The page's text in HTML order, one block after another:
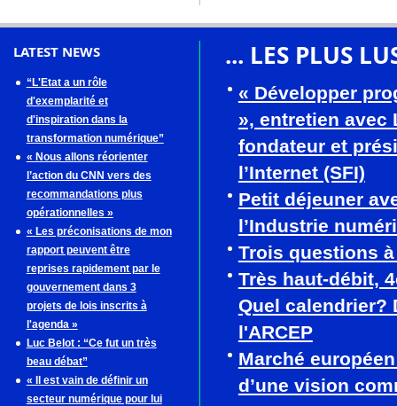
LATEST NEWS
“L'Etat a un rôle
d'exemplarité et
d'inspiration dans la
transformation numérique”
« Nous allons réorienter
l’action du CNN vers des
recommandations plus
opérationnelles »
« Les préconisations de mon
rapport peuvent être
reprises rapidement par le
gouvernement dans 3
projets de lois inscrits à
l'agenda »
Luc Belot : “Ce fut un très
beau débat”
« Il est vain de définir un
secteur numérique pour lui
... LES PLUS
« Développer
», entretien avec
fondateur et
l’Internet (SFI)
Petit déjeuner
l’Industrie
Trois questions
Très haut-débit,
Quel calendrier?
l'ARCEP
Marché
d’une vision